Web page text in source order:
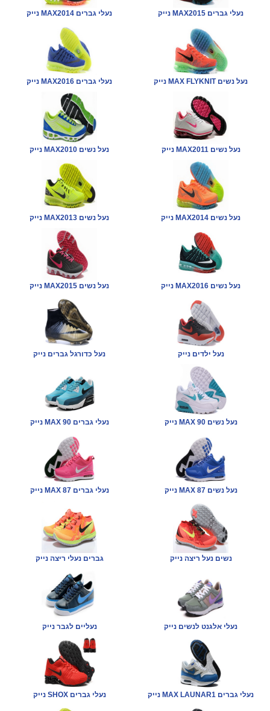
נייק MAX2014 נעלי גברים נייק MAX2015 נעלי גברים
נייק MAX2016 נעלי גברים נייק MAX FLYKNIT נעל נשים
נייק MAX2010 נעל נשים נייק MAX2011 נעל נשים
נייק MAX2013 נעל נשים נייק MAX2014 נעל נשים
נייק MAX2015 נעל נשים נייק MAX2016 נעל נשים
נעל כדורגל גברים נייק נעל ילדים נייק
נייק MAX 90 נעלי גברים נייק MAX 90 נעל נשים
נייק MAX 87 נעלי גברים נייק MAX 87 נעל נשים
גברים נעלי ריצה נייק נשים נעל ריצה נייק
נעליים לגבר נייק נעלי אלגנט לנשים נייק
נייק SHOX נעלי גברים נייק MAX LAUNAR1 נעלי גברים